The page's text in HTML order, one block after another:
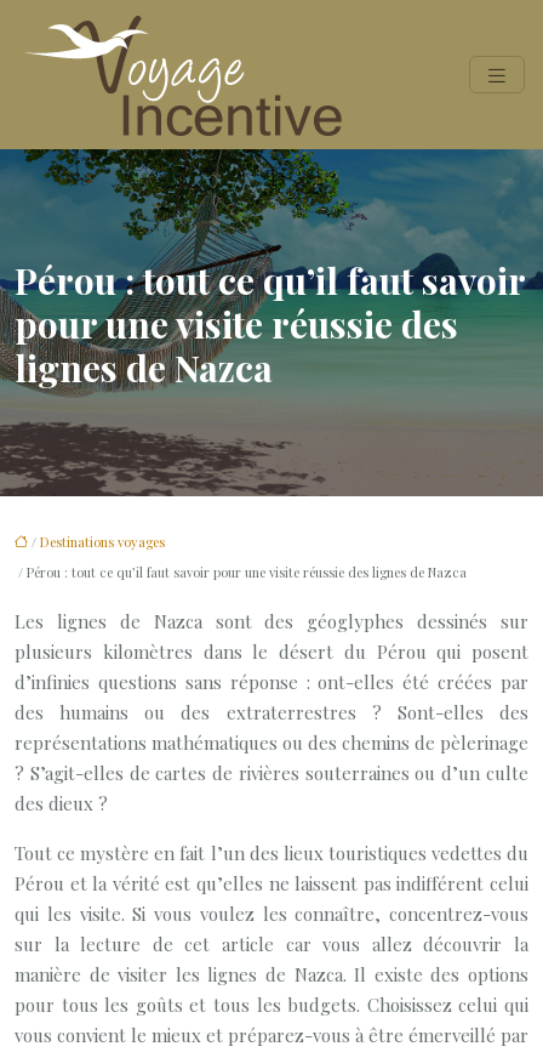
Pérou : tout ce qu’il faut savoir
pour une visite réussie des
lignes de Nazca
/ Destinations voyages
/ Pérou : tout ce qu’il faut savoir pour une visite réussie des lignes de Nazca
Les lignes de Nazca sont des géoglyphes dessinés sur
plusieurs kilomètres dans le désert du Pérou qui posent
d’infinies questions sans réponse : ont-elles été créées par
des humains ou des extraterrestres ? Sont-elles des
représentations mathématiques ou des chemins de pèlerinage
? S’agit-elles de cartes de rivières souterraines ou d’un culte
des dieux ?
Tout ce mystère en fait l’un des lieux touristiques vedettes du
Pérou et la vérité est qu’elles ne laissent pas indifférent celui
qui les visite. Si vous voulez les connaître, concentrez-vous
sur la lecture de cet article car vous allez découvrir la
manière de visiter les lignes de Nazca. Il existe des options
pour tous les goûts et tous les budgets. Choisissez celui qui
vous convient le mieux et préparez-vous à être émerveillé par